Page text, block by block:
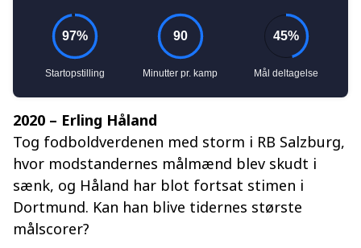
2020 – Erling Håland
Tog fodboldverdenen med storm i RB Salzburg,
hvor modstandernes målmænd blev skudt i
sænk, og Håland har blot fortsat stimen i
Dortmund. Kan han blive tidernes største
målscorer?